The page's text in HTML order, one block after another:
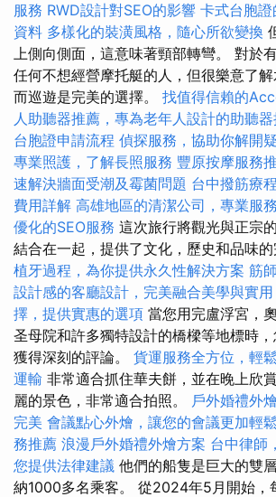
服務 RWD設計對SEO的影響 卡式台胞
資料 多樣化的裝潢風格，隨心所欲變換
上側向側面，這意味著頸部轉彎。 對於
任何不想經營摩托艇的人，但很樂意了解
而巡遊是完美的選擇。 找值得信賴的
人助聽器推薦，專為老年人設計的助聽
台胞證申請流程 偵探服務，協助你解開
專業照護，了解長照服務 豐原按摩服務
速解決牆面受潮及霉菌問題 台中撥筋療程
費用詳解 高雄地區的清潔公司，專業服
優化的SEO服務 這次旅行將觀光與正宗
結合在一起，提供了文化，歷史和品味的
植牙過程，為你提供永久性解決方案 筋
設計感的客廳設計，完美融合美學與實用
擇，提供實惠的選項 當您用完盧浮宮，
圣母院和許多獨特設計的橋樑等地標時
獲得深刻的評論。 貨運服務全方位，輕
運輸 非常適合抓住華夫餅，並在晚上欣
麗的景色，非常適合拍照。 戶外婚禮外
完美 會議點心外燴，讓您的會議更加輕
務推薦 浪漫戶外婚禮外燴方案 台中律師
您提供法律建議 他們的船隻是巨大的雙
納1000多名乘客。 從2024年5月開始，